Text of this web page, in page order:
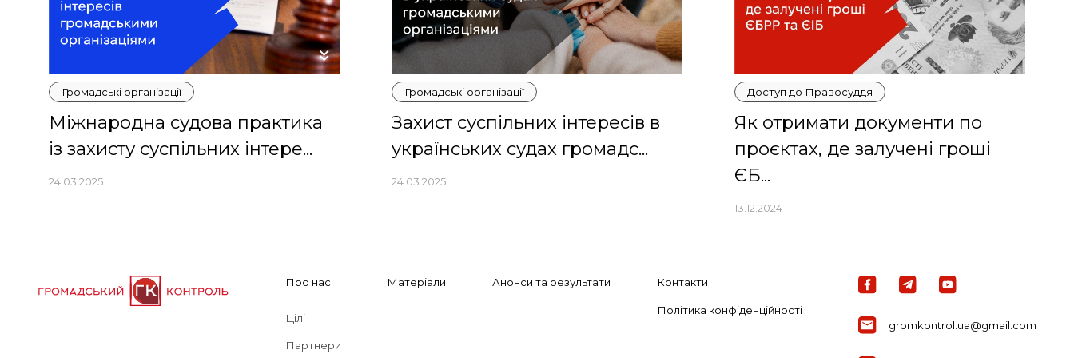
Громадські організації
Міжнародна судова практика
із захисту суспільних інтере...
24.03.2025
Громадські організації
Захист суспільних інтересів в
українських судах громадс...
24.03.2025
Доступ до Правосуддя
Як отримати документи по
проєктах, де залучені гроші
ЄБ...
13.12.2024
Про нас
Цілі
Партнери
Матеріали Анонси та результати Контакти
Політика конфіденційності
gromkontrol.ua@gmail.com